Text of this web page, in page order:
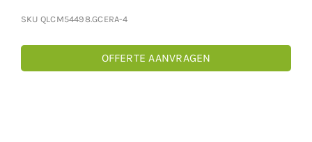
SKU QLCM54498.GCERA-4
OFFERTE AANVRAGEN